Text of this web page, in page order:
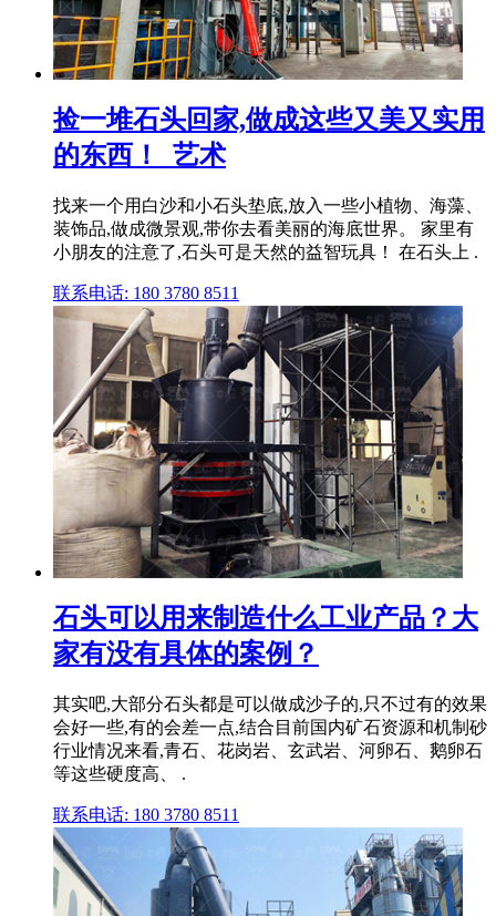
捡一堆石头回家,做成这些又美又实用
的东西！_艺术
找来一个用白沙和小石头垫底,放入一些小植物、海藻、
装饰品,做成微景观,带你去看美丽的海底世界。 家里有
小朋友的注意了,石头可是天然的益智玩具！ 在石头上 .
联系电话: 180 3780 8511
石头可以用来制造什么工业产品？大
家有没有具体的案例？
其实吧,大部分石头都是可以做成沙子的,只不过有的效果
会好一些,有的会差一点,结合目前国内矿石资源和机制砂
行业情况来看,青石、花岗岩、玄武岩、河卵石、鹅卵石
等这些硬度高、 .
联系电话: 180 3780 8511